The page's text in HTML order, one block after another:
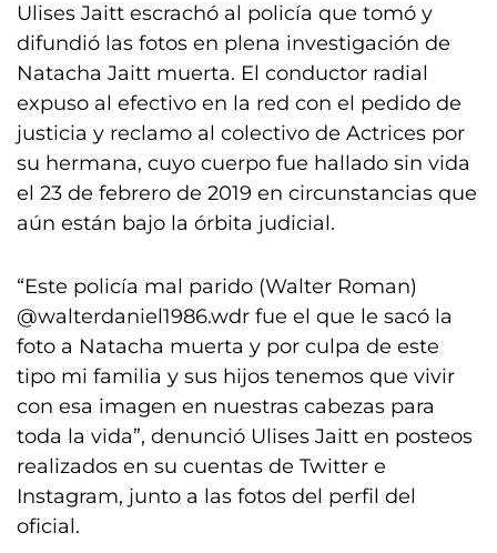
Ulises Jaitt escrachó al policía que tomó y
difundió las fotos en plena investigación de
Natacha Jaitt muerta. El conductor radial
expuso al efectivo en la red con el pedido de
justicia y reclamo al colectivo de Actrices por
su hermana, cuyo cuerpo fue hallado sin vida
el 23 de febrero de 2019 en circunstancias que
aún están bajo la órbita judicial.
“Este policía mal parido (Walter Roman)
@walterdaniel1986.wdr fue el que le sacó la
foto a Natacha muerta y por culpa de este
tipo mi familia y sus hijos tenemos que vivir
con esa imagen en nuestras cabezas para
toda la vida”, denunció Ulises Jaitt en posteos
realizados en su cuentas de Twitter e
Instagram, junto a las fotos del perfil del
oficial.